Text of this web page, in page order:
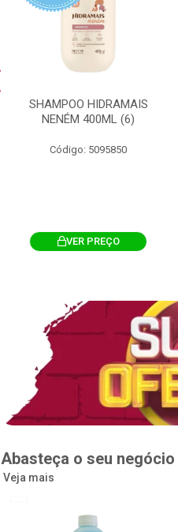
SHAMPOO HIDRAMAIS
NENÉM 400ML (6)
Código: 5095850
VER PREÇO
Abasteça o seu
Veja mais